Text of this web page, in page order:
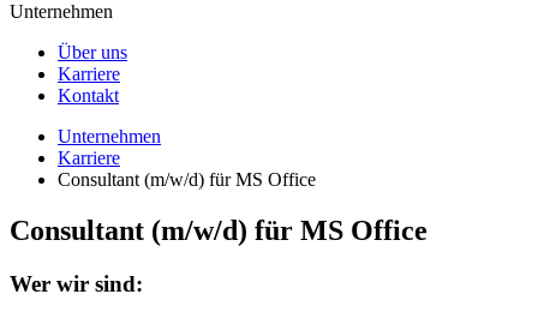
Unternehmen
Über uns
Karriere
Kontakt
Unternehmen
Karriere
Consultant (m/w/d) für MS Office
Consultant (m/w/d) für MS Office
Wer wir sind: